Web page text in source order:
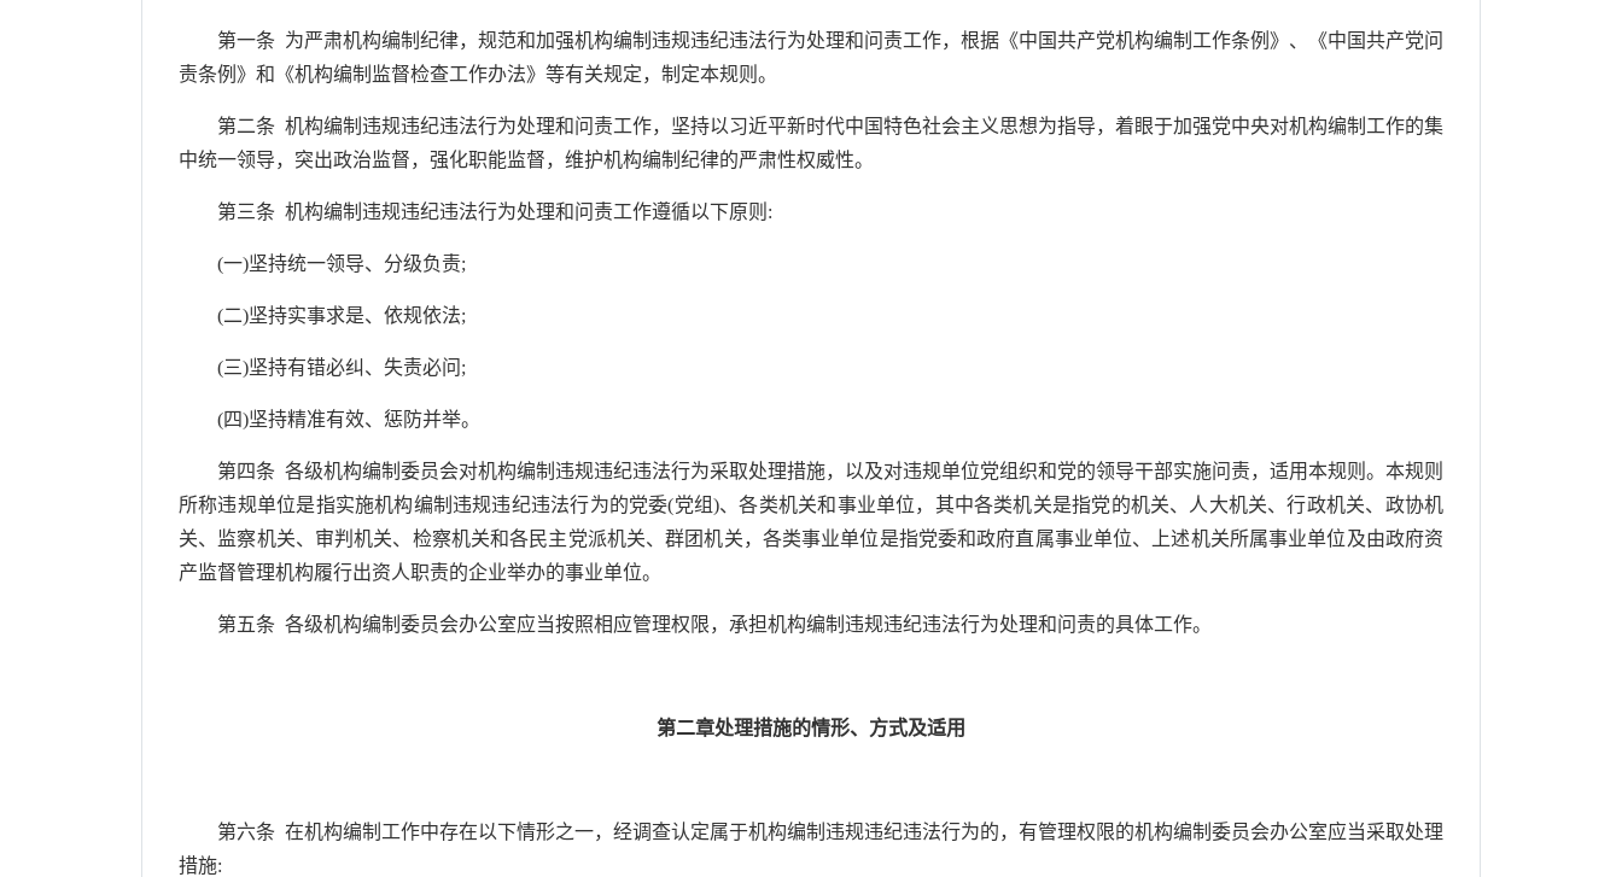
第一条 为严肃机构编制纪律，规范和加强机构编制违规违纪违法行为处理和问责工作，根据《中国共产党机构编制工作条例》、《中国共产党问
责条例》和《机构编制监督检查工作办法》等有关规定，制定本规则。
第二条 机构编制违规违纪违法行为处理和问责工作，坚持以习近平新时代中国特色社会主义思想为指导，着眼于加强党中央对机构编制工作的集
中统一领导，突出政治监督，强化职能监督，维护机构编制纪律的严肃性权威性。
第三条 机构编制违规违纪违法行为处理和问责工作遵循以下原则:
(一)坚持统一领导、分级负责;
(二)坚持实事求是、依规依法;
(三)坚持有错必纠、失责必问;
(四)坚持精准有效、惩防并举。
第四条 各级机构编制委员会对机构编制违规违纪违法行为采取处理措施，以及对违规单位党组织和党的领导干部实施问责，适用本规则。本规则
所称违规单位是指实施机构编制违规违纪违法行为的党委(党组)、各类机关和事业单位，其中各类机关是指党的机关、人大机关、行政机关、政协机
关、监察机关、审判机关、检察机关和各民主党派机关、群团机关，各类事业单位是指党委和政府直属事业单位、上述机关所属事业单位及由政府资
产监督管理机构履行出资人职责的企业举办的事业单位。
第五条 各级机构编制委员会办公室应当按照相应管理权限，承担机构编制违规违纪违法行为处理和问责的具体工作。
第二章处理措施的情形、方式及适用
第六条 在机构编制工作中存在以下情形之一，经调查认定属于机构编制违规违纪违法行为的，有管理权限的机构编制委员会办公室应当采取处理
措施: